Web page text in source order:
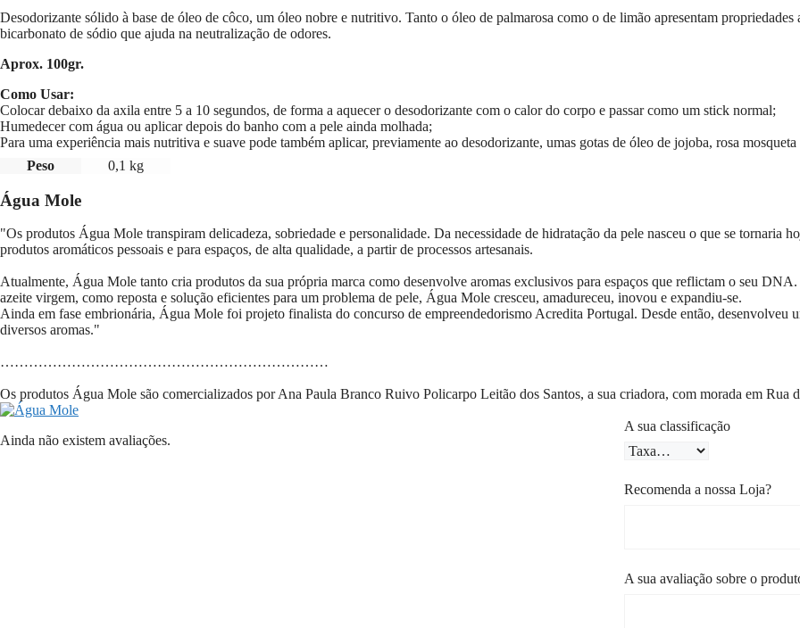
sólido
-
palmarosa
Desodorizante sólido à base de óleo de côco, um óleo nobre e nutritivo. Tanto o óleo de palmarosa como o de limão apresentam
bicarbonato de sódio que ajuda na neutralização de odores.
Aprox. 100gr.
Como Usar:
Colocar debaixo da axila entre 5 a 10 segundos, de forma a aquecer o desodorizante com o calor do corpo e passar como um stick normal;
Humedecer com água ou aplicar depois do banho com a pele ainda molhada;
Para uma experiência mais nutritiva e suave pode também aplicar, previamente ao desodorizante, umas gotas de óleo de jojoba, rosa
Peso
0,1 kg
Água Mole
"Os produtos Água Mole transpiram delicadeza, sobriedade e personalidade. Da necessidade de hidratação da pele nasceu o que se tornaria
produtos aromáticos pessoais e para espaços, de alta qualidade, a partir de processos artesanais.
Atualmente, Água Mole tanto cria produtos da sua própria marca como desenvolve aromas exclusivos para espaços que reflictam o seu
azeite virgem, como reposta e solução eficientes para um problema de pele, Água Mole cresceu, amadureceu, inovou e expandiu-se.
Ainda em fase embrionária, Água Mole foi projeto finalista do concurso de empreendedorismo Acredita Portugal. Desde então, desenvolveu
diversos aromas."
……………………………………………………………
Os produtos Água Mole são comercializados por Ana Paula Branco Ruivo Policarpo Leitão dos Santos, a sua criadora, com morada em Rua
Ainda não existem avaliações.
A sua classificação
Recomenda a nossa Loja?
A sua avaliação sobre o